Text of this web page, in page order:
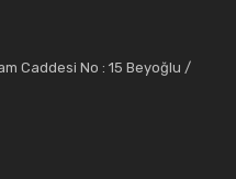
gün ve gelecekte
Caddesi No : 15 Beyoğlu /